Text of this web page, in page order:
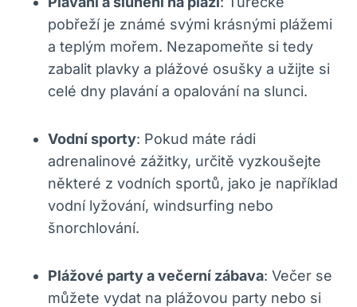
pobřeží je⁤ známé svými krásnými plážemi
a teplým ⁤mořem.⁣ Nezapomeňte si tedy
zabalit plavky a ⁤plážové osušky a užijte si
celé dny plavání a opalování na slunci.
Vodní sporty: Pokud máte rádi
adrenalinové zážitky, určitě vyzkoušejte
některé z vodních​ sportů,⁤ jako je⁤ například
vodní lyžování, windsurfing nebo
šnorchlování.
Plážové⁣ party a večerní zábava: Večer ⁣se
⁢můžete vydat ​na plážovou ​party nebo si ​